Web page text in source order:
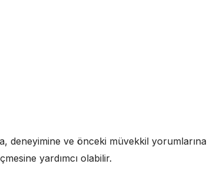
deneyimine ve önceki müvekkil yorumlarına
yardımcı olabilir.